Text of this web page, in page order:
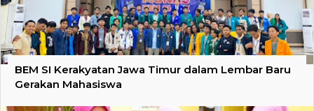
BEM SI Kerakyatan Jawa Timur dalam Lembar Baru
Gerakan Mahasiswa